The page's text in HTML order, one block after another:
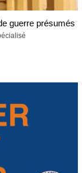
guerre présumés